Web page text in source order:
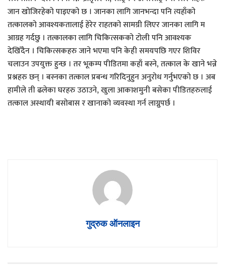
जान खोजिरहेको पाइएको छ । जानका लागि जानभन्दा पनि त्यहाँको
तत्कालको आवश्यकतालाई हेरेर राहतको सामग्री लिएर जानका लागि म
आग्रह गर्दछु । तत्कालका लागि चिकित्सकको टोली पनि आवश्यक
देखिँदैन । चिकित्सकहरु जाने भएमा पनि केही समयपछि गएर शिविर
चलाउन उपयुक्त हुन्छ । तर भूकम्प पीडितमा कहाँ बस्ने, तत्काल के खाने भन्ने
प्रश्नहरु छन् । बस्नका तत्काल प्रबन्ध गरिदिनुहुन अनुरोध गर्नुभएको छ । अब
हामीले ती ढलेका घरहरु उठाउने, खुला आकाशमुनी बसेका पीडितहरुलाई
तत्काल अस्थायी बसोबास र खानाको व्यवस्था गर्न लाग्नुपर्छ ।
गुद्रुक ऑनलाइन